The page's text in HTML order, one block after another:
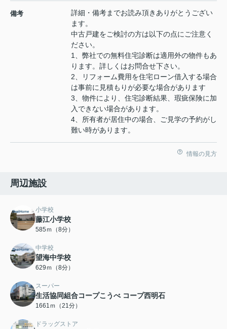
備考
詳細・備考までお読み頂きありがとうござい
ます。
中古戸建をご検討の方は以下の点にご注意く
ださい。
1、弊社での無料住宅診断は適用外の物件もあ
ります。詳しくはお問合せ下さい。
2、リフォーム費用を住宅ローン借入する場合
は事前に見積もりが必要な場合があります
3、物件により、住宅診断結果、瑕疵保険に加
入できない場合があります。
4、所有者が居住中の場合、ご見学の予約がし
難い時があります。
情報の見方
周辺施設
小学校
藤江小学校
585ｍ（8分）
中学校
望海中学校
629ｍ（8分）
スーパー
生活協同組合コープこうべ コープ西明石
1661ｍ（21分）
ドラッグストア